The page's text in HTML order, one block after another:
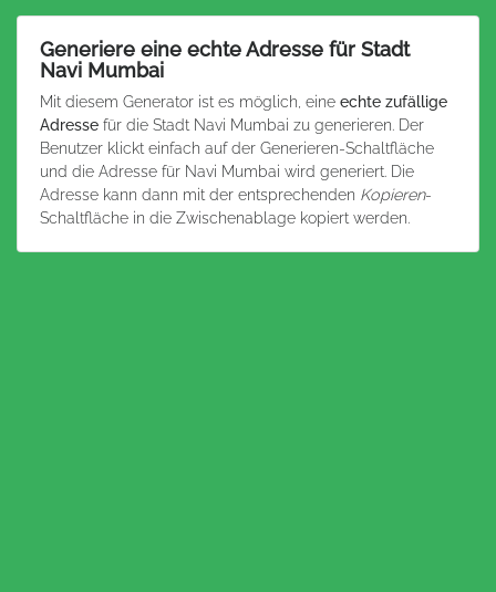
Generiere eine echte Adresse für Stadt
Navi Mumbai
Mit diesem Generator ist es möglich, eine echte zufällige
Adresse für die Stadt Navi Mumbai zu generieren. Der
Benutzer klickt einfach auf der Generieren-Schaltfläche
und die Adresse für Navi Mumbai wird generiert. Die
Adresse kann dann mit der entsprechenden Kopieren-
Schaltfläche in die Zwischenablage kopiert werden.